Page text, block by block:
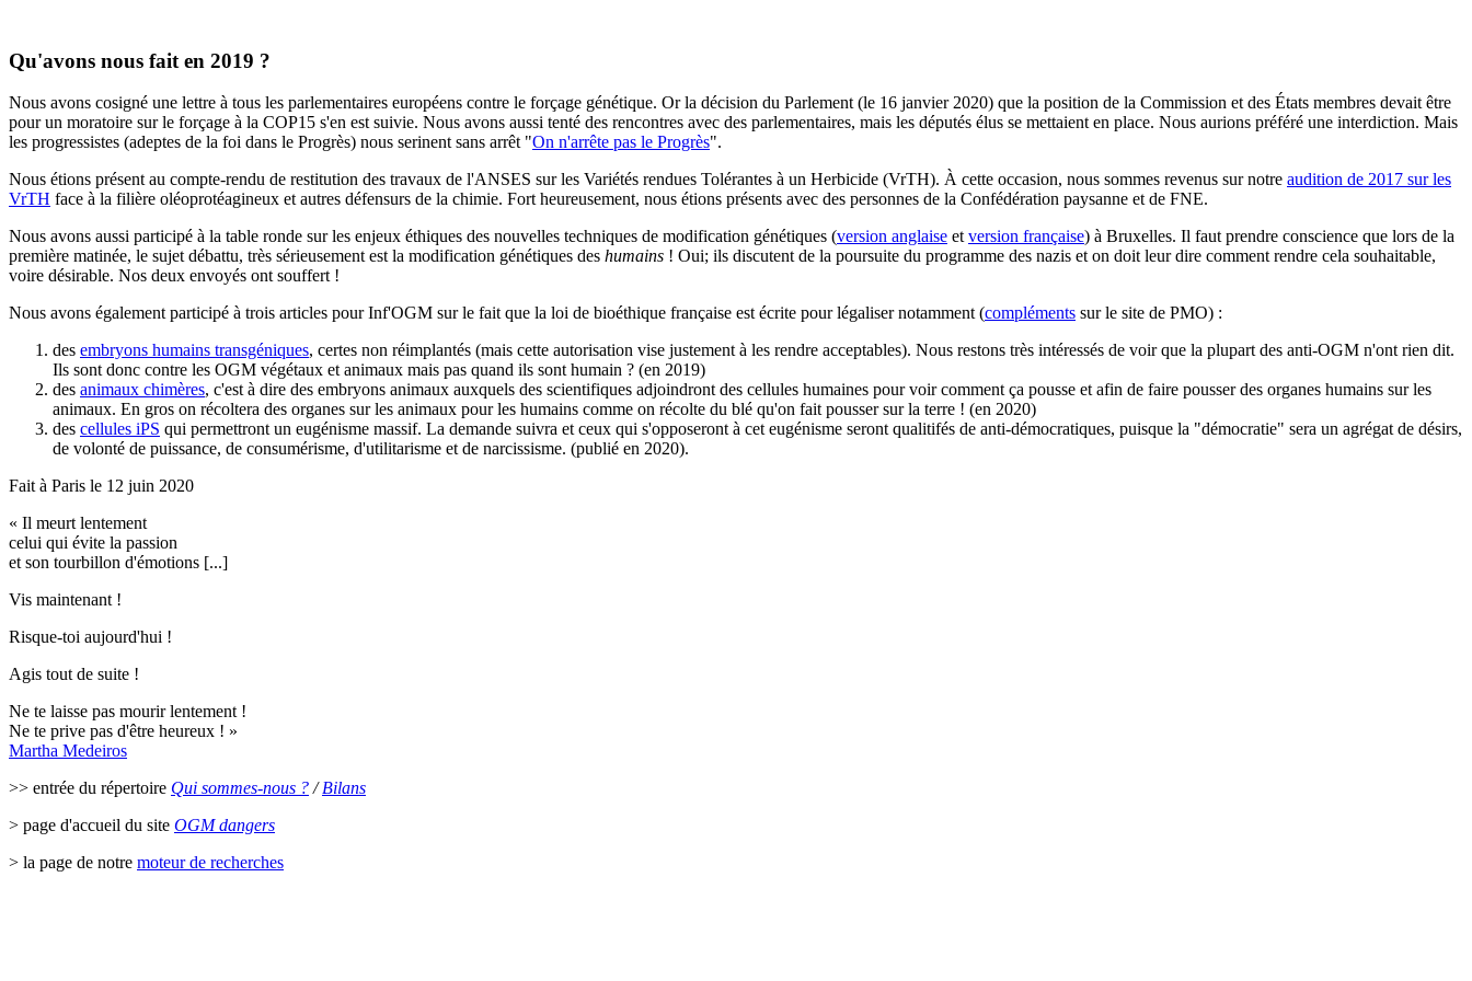
Qu'avons nous fait en 2019 ?
Nous avons cosigné une lettre à tous les parlementaires européens contre le forçage génétique. Or la décision du Parlement (le 16 janvier 2020) que la position de la Commission et des États membres devait être
pour un moratoire sur le forçage à la COP15 s'en est suivie. Nous avons aussi tenté des rencontres avec des parlementaires, mais les députés élus se mettaient en place. Nous aurions préféré une interdiction. Mais
les progressistes (adeptes de la foi dans le Progrès) nous serinent sans arrêt "On n'arrête pas le Progrès".
Nous étions présent au compte-rendu de restitution des travaux de l'ANSES sur les Variétés rendues Tolérantes à un Herbicide (VrTH). À cette occasion, nous sommes revenus sur notre audition de 2017 sur les
VrTH face à la filière oléoprotéagineux et autres défensurs de la chimie. Fort heureusement, nous étions présents avec des personnes de la Confédération paysanne et de FNE.
Nous avons aussi participé à la table ronde sur les enjeux éthiques des nouvelles techniques de modification génétiques (version anglaise etversion française) à Bruxelles. Il faut prendre conscience que lors de la
première matinée, le sujet débattu, très sérieusement est la modification génétiques des humains ! Oui; ils discutent de la poursuite du programme des nazis et on doit leur dire comment rendre cela souhaitable,
voire désirable. Nos deux envoyés ont souffert !
Nous avons également participé à trois articles pour Inf'OGM sur le fait que la loi de bioéthique française est écrite pour légaliser notamment (compléments sur le site de PMO) :
des embryons humains transgéniques, certes non réimplantés (mais cette autorisation vise justement à les rendre acceptables). Nous restons très intéressés de voir que la plupart des anti-OGM n'ont rien dit.
Ils sont donc contre les OGM végétaux et animaux mais pas quand ils sont humain ? (en 2019)
des animaux chimères, c'est à dire des embryons animaux auxquels des scientifiques adjoindront des cellules humaines pour voir comment ça pousse et afin de faire pousser des organes humains sur les
animaux. En gros on récoltera des organes sur les animaux pour les humains comme on récolte du blé qu'on fait pousser sur la terre ! (en 2020)
des cellules iPS qui permettront un eugénisme massif. La demande suivra et ceux qui s'opposeront à cet eugénisme seront qualitifés de anti-démocratiques, puisque la "démocratie" sera un agrégat de désirs,
de volonté de puissance, de consumérisme, d'utilitarisme et de narcissisme. (publié en 2020).
Fait à Paris le 12 juin 2020
« Il meurt lentement
celui qui évite la passion
et son tourbillon d'émotions [...]
Vis maintenant !
Risque-toi aujourd'hui !
Agis tout de suite !
Ne te laisse pas mourir lentement !
Ne te prive pas d'être heureux ! »
Martha Medeiros
>> entrée du répertoire Qui sommes-nous ?/Bilans
> page d'accueil du site OGM dangers
> la page de notre moteur de recherches